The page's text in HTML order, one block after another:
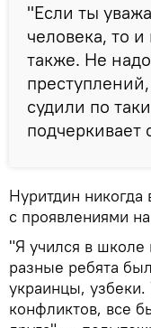
"Если ты
человека, то и
также. Не
судили по
подчеркивает
Нуритдин никогда
с проявлениями
"Я учился в школе
разные ребята
украинцы,
конфликтов, все